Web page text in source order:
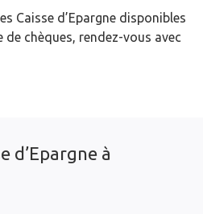
Caisse d’Epargne disponibles
de chèques, rendez-vous avec
d’Epargne à